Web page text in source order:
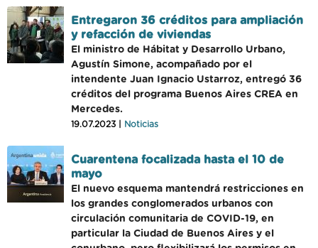
Entregaron 36 créditos para ampliación
y refacción de viviendas
El ministro de Hábitat y Desarrollo Urbano,
Agustín Simone, acompañado por el
intendente Juan Ignacio Ustarroz, entregó 36
créditos del programa Buenos Aires CREA en
Mercedes.
19.07.2023 | Noticias
Cuarentena focalizada hasta el 10 de
mayo
El nuevo esquema mantendrá restricciones en
los grandes conglomerados urbanos con
circulación comunitaria de COVID-19, en
particular la Ciudad de Buenos Aires y el